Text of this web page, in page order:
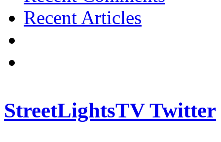
Recent Articles
StreetLightsTV Twitter